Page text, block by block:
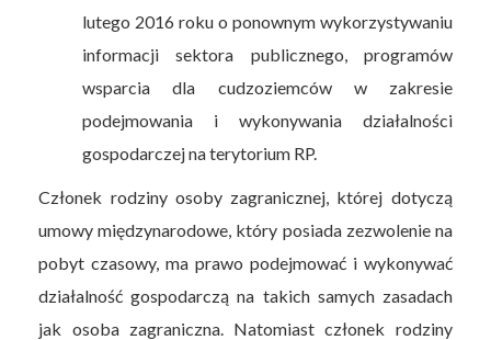
lutego 2016 roku o ponownym wykorzystywaniu
informacji sektora publicznego, programów
wsparcia dla cudzoziemców w zakresie
podejmowania i wykonywania działalności
gospodarczej na terytorium RP.
Członek rodziny osoby zagranicznej, której dotyczą
umowy międzynarodowe, który posiada zezwolenie na
pobyt czasowy, ma prawo podejmować i wykonywać
działalność gospodarczą na takich samych zasadach
jak osoba zagraniczna. Natomiast członek rodziny